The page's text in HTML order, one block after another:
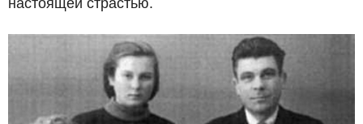
настоящей страстью.